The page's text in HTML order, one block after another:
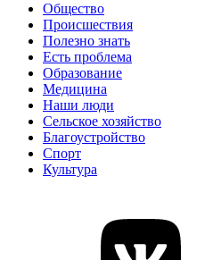
Общество
Происшествия
Полезно знать
Есть проблема
Образование
Медицина
Наши люди
Сельское хозяйство
Благоустройство
Спорт
Культура